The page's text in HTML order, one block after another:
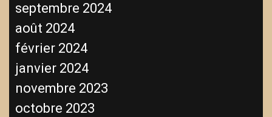
septembre 2024
août 2024
février 2024
janvier 2024
novembre 2023
octobre 2023